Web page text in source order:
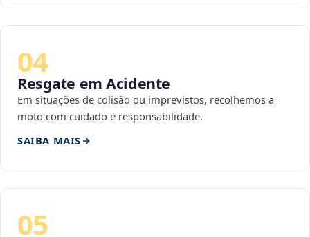
04
Resgate em Acidente
Em situações de colisão ou imprevistos, recolhemos a
moto com cuidado e responsabilidade.
SAIBA MAIS
05